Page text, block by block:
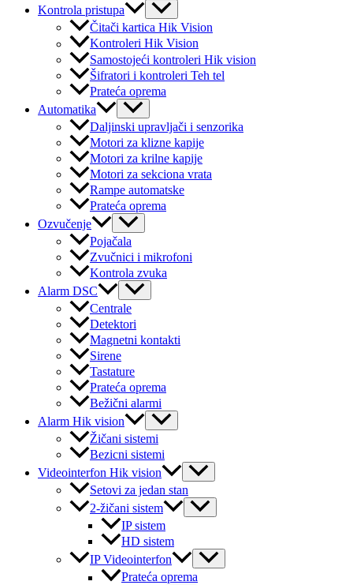
Kontrola pristupa
Menu
Toggle
Čitači kartica Hik Vision
Kontroleri Hik Vision
Samostojeći kontroleri Hik vision
Šifratori i kontroleri Teh tel
Prateća oprema
Automatika
Menu
Toggle
Daljinski upravljači i senzorika
Motori za klizne kapije
Motori za krilne kapije
Motori za sekciona vrata
Rampe automatske
Prateća oprema
Ozvučenje
Menu
Toggle
Pojačala
Zvučnici i mikrofoni
Kontrola zvuka
Alarm DSC
Menu
Toggle
Centrale
Detektori
Magnetni kontakti
Sirene
Tastature
Prateća oprema
Bežični alarmi
Alarm Hik vision
Menu
Toggle
Žičani sistemi
Bezicni sistemi
Videointerfon Hik vision
Menu
Toggle
Setovi za jedan stan
2-žičani sistem
Menu
Toggle
IP sistem
HD sistem
IP Videointerfon
Menu
Toggle
Prateća oprema